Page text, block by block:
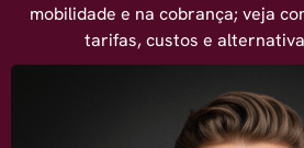
mobilidade e na cobrança; veja
tarifas, custos e